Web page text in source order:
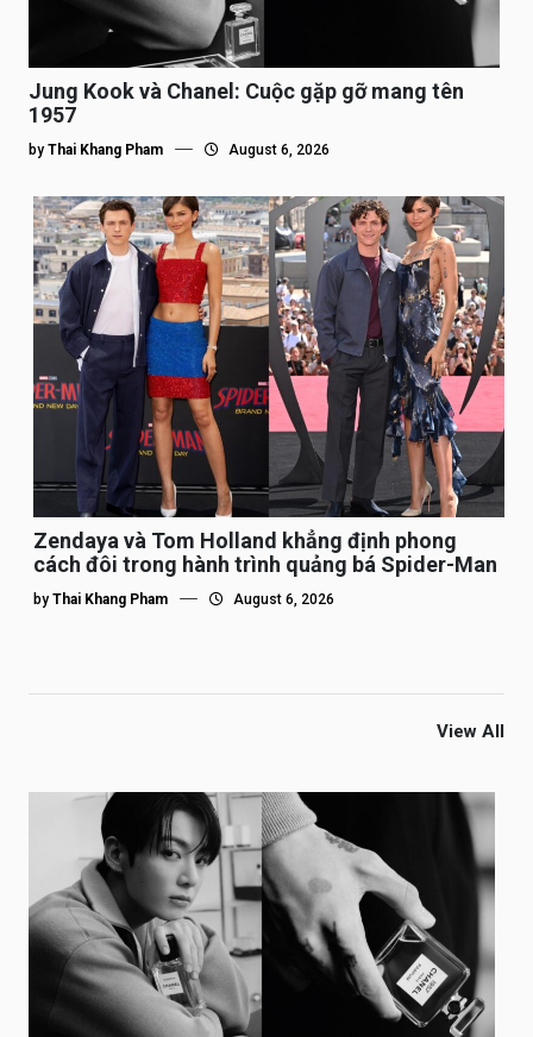
Jung Kook và Chanel: Cuộc gặp gỡ mang tên
1957
by Thai Khang Pham August 6, 2026
Zendaya và Tom Holland khẳng định phong
cách đôi trong hành trình quảng bá Spider-Man
by Thai Khang Pham August 6, 2026
View All